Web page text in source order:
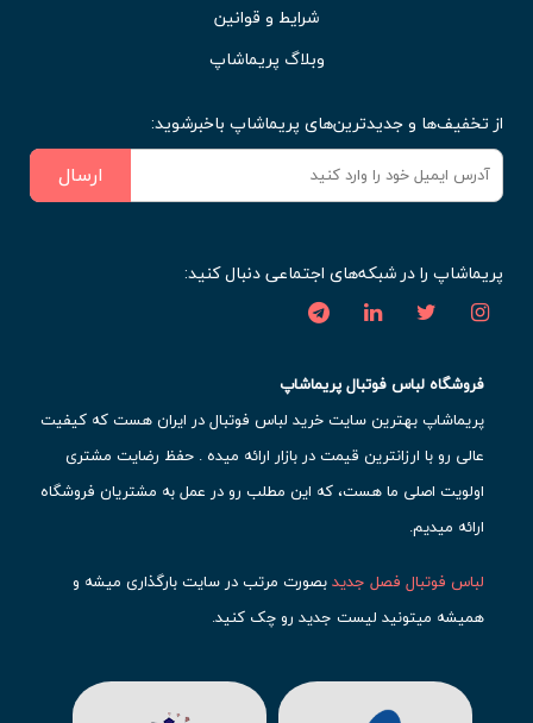
شرایط و قوانین
وبلاگ پریماشاپ
از تخفیف‌ها و جدیدترین‌های پریماشاپ باخبرشوید:
ارسال
پریماشاپ را در شبکه‌های اجتماعی دنبال کنید:
فروشگاه لباس فوتبال پریماشاپ
پریماشاپ بهترین سایت خرید لباس فوتبال در ایران هست که کیفیت
عالی رو با ارزانترین قیمت در بازار ارائه میده . حفظ رضایت مشتری
اولویت اصلی ما هست، که این مطلب رو در عمل به مشتریان فروشگاه
ارائه میدیم.
لباس فوتبال فصل جدیدبصورت مرتب در سایت بارگذاری میشه و
همیشه میتونید لیست جدید رو چک کنید.
حتما مشاهده کنید که قطعا برای تیم های مطرح دنیای فوتبال، تعداد